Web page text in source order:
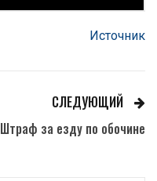
Источник
СЛЕДУЮЩИЙ
Штраф за езду по обочине